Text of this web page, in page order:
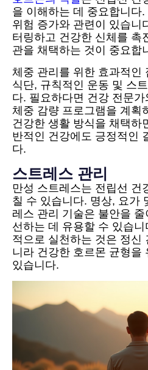
을 이해하는 데 중요합니다
위험 증가와 관련이 있습니
터링하고 건강한 신체를 촉
관을 채택하는 것이 중요합
체중 관리를 위한 효과적인
식단, 규칙적인 운동 및 스
다. 필요하다면 건강 전문
체중 감량 프로그램을 계획
건강한 생활 방식을 채택하
반적인 건강에도 긍정적인
다.
스트레스 관리
만성 스트레스는 전립선 건
칠 수 있습니다. 명상, 요가
레스 관리 기술은 불안을
선하는 데 유용할 수 있습
적으로 실천하는 것은 정신
니라 건강한 호르몬 균형을
있습니다.